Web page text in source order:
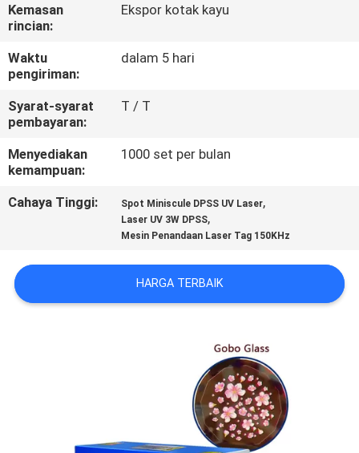
HUBUNGI
KAMI
PERMINTAAN
SITEMAP
POLICY
Kemasan
rincian:
Ekspor kotak kayu
Waktu
pengiriman:
dalam 5 hari
Syarat-syarat
pembayaran:
T / T
Menyediakan
kemampuan:
1000 set per bulan
Cahaya Tinggi: Spot Miniscule DPSS UV Laser,
Laser UV 3W DPSS,
Mesin Penandaan Laser Tag 150KHz
HARGA TERBAIK